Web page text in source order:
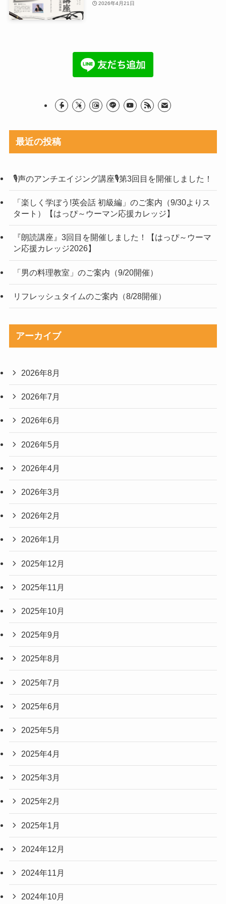
2026年4月21日
最近の投稿
🎙声のアンチエイジング講座🎙第3回目を開催しました！
「楽しく学ぼう!英会話 初級編」のご案内（9/30よりス
タート）【はっぴ～ウーマン応援カレッジ】
『朗読講座』3回目を開催しました！【はっぴ～ウーマ
ン応援カレッジ2026】
「男の料理教室」のご案内（9/20開催）
リフレッシュタイムのご案内（8/28開催）
アーカイブ
2026年8月
2026年7月
2026年6月
2026年5月
2026年4月
2026年3月
2026年2月
2026年1月
2025年12月
2025年11月
2025年10月
2025年9月
2025年8月
2025年7月
2025年6月
2025年5月
2025年4月
2025年3月
2025年2月
2025年1月
2024年12月
2024年11月
2024年10月